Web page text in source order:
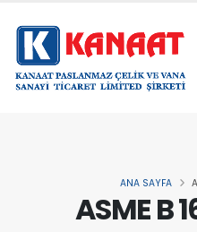
ASME B
ANA SAYFA